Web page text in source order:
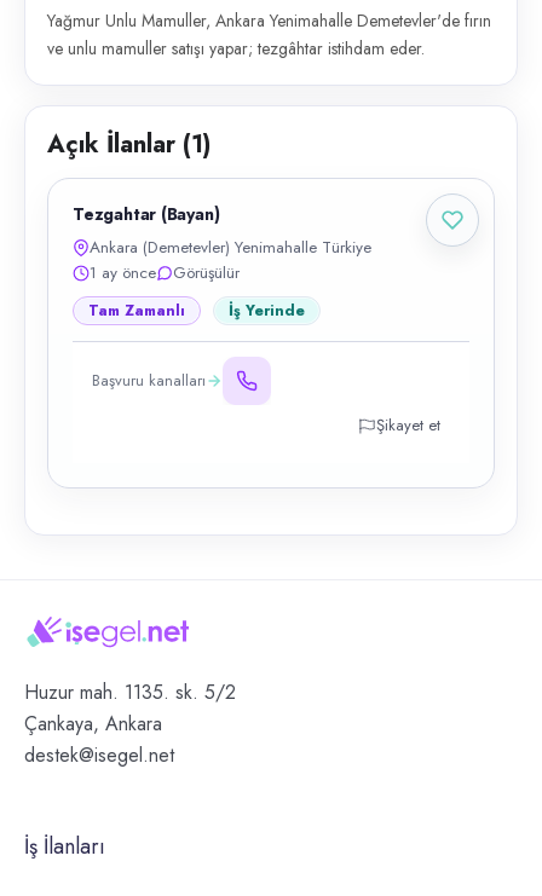
Yağmur Unlu Mamuller, Ankara Yenimahalle Demetevler'de fırın
ve unlu mamuller satışı yapar; tezgâhtar istihdam eder.
Açık İlanlar (1)
Tezgahtar (Bayan)
Ankara (Demetevler) Yenimahalle Türkiye
1 ay önce
Görüşülür
Tam Zamanlı İş Yerinde
Başvuru kanalları
Şikayet et
Huzur mah. 1135. sk. 5/2
Çankaya, Ankara
destek@isegel.net
İş İlanları